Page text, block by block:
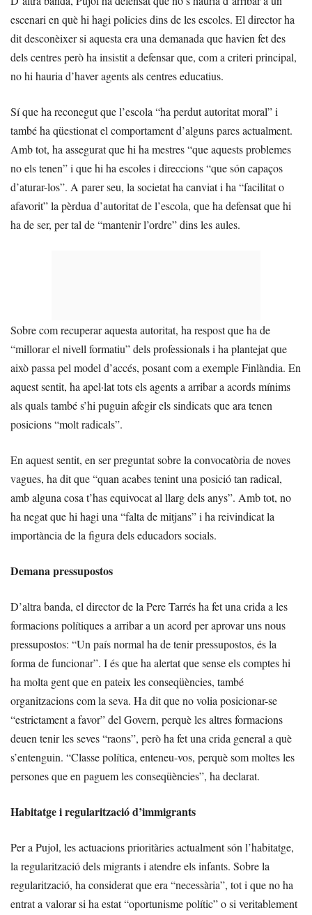
escenari en què hi hagi policies dins de les escoles. El director ha
dit desconèixer si aquesta era una demanada que havien fet des
dels centres però ha insistit a defensar que, com a criteri principal,
no hi hauria d’haver agents als centres educatius.
Sí que ha reconegut que l’escola “ha perdut autoritat moral” i
també ha qüestionat el comportament d’alguns pares actualment.
Amb tot, ha assegurat que hi ha mestres “que aquests problemes
no els tenen” i que hi ha escoles i direccions “que són capaços
d’aturar-los”. A parer seu, la societat ha canviat i ha “facilitat o
afavorit” la pèrdua d’autoritat de l’escola, que ha defensat que hi
ha de ser, per tal de “mantenir l’ordre” dins les aules.
Sobre com recuperar aquesta autoritat, ha respost que ha de
“millorar el nivell formatiu” dels professionals i ha plantejat que
això passa pel model d’accés, posant com a exemple Finlàndia. En
aquest sentit, ha apel·lat tots els agents a arribar a acords mínims
als quals també s’hi puguin afegir els sindicats que ara tenen
posicions “molt radicals”.
En aquest sentit, en ser preguntat sobre la convocatòria de noves
vagues, ha dit que “quan acabes tenint una posició tan radical,
amb alguna cosa t’has equivocat al llarg dels anys”. Amb tot, no
ha negat que hi hagi una “falta de mitjans” i ha reivindicat la
importància de la figura dels educadors socials.
Demana pressupostos
D’altra banda, el director de la Pere Tarrés ha fet una crida a les
formacions polítiques a arribar a un acord per aprovar uns nous
pressupostos: “Un país normal ha de tenir pressupostos, és la
forma de funcionar”. I és que ha alertat que sense els comptes hi
ha molta gent que en pateix les conseqüències, també
organitzacions com la seva. Ha dit que no volia posicionar-se
“estrictament a favor” del Govern, perquè les altres formacions
deuen tenir les seves “raons”, però ha fet una crida general a què
s’entenguin. “Classe política, enteneu-vos, perquè som moltes les
persones que en paguem les conseqüències”, ha declarat.
Habitatge i regularització d’immigrants
Per a Pujol, les actuacions prioritàries actualment són l’habitatge,
la regularització dels migrants i atendre els infants. Sobre la
regularització, ha considerat que era “necessària”, tot i que no ha
entrat a valorar si ha estat “oportunisme polític” o si veritablement